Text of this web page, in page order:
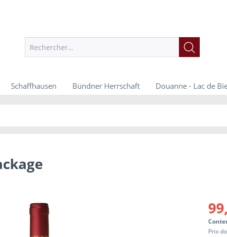
Schaffhausen Bündner Herrschaft Douanne - Lac de
Prix